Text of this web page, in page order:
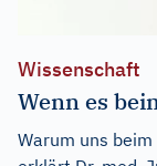
Wissenschaft
Wenn es
Warum uns